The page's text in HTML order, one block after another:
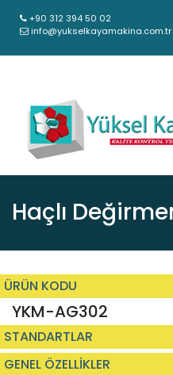
+90 312 394 50 02
info@yukselkayamakina.com.tr
Haçlı
ÜRÜN KODU
YKM-AG302
STANDARTLAR
GENEL ÖZELLİKLER